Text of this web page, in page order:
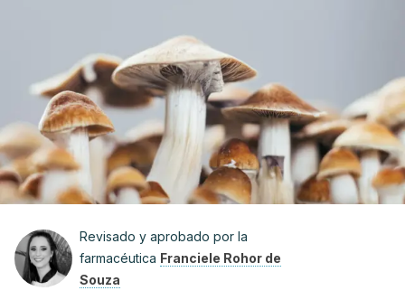
Revisado y aprobado por la
farmacéutica Franciele Rohor de
Souza